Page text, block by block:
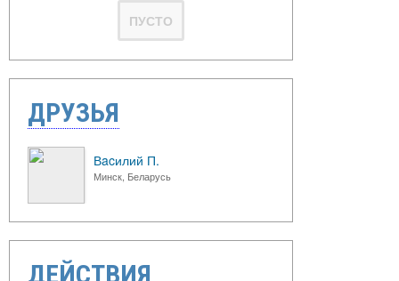
ПУСТО
ДРУЗЬЯ
Вacилий П.
Минск, Беларусь
ДЕЙСТВИЯ